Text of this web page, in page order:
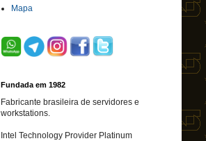
Mapa
Fundada em 1982
Fabricante brasileira de servidores e
workstations.
Intel Technology Provider Platinum